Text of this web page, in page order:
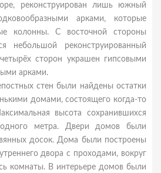
реконструирован лишь южный
арками, которые
колонны. С восточной стороны
небольшой реконструированный
сторон украшен гипсовыми
арками.
стен были найдены остатки
домами, состоящего когда-то
высота сохранившихся
метра. Двери домов были
досок. Дома были построены
двора с проходами, вокруг
комнаты. В интерьере домов были